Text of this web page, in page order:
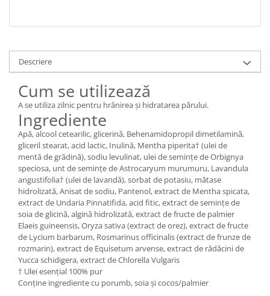
Descriere
Cum se utilizează
A se utiliza zilnic pentru hrănirea și hidratarea părului.
Ingrediente
Apă, alcool cetearilic, glicerină, Behenamidopropil dimetilamină,
gliceril stearat, acid lactic, Inulină, Mentha piperita† (ulei de
mentă de grădină), sodiu levulinat, ulei de semințe de Orbignya
speciosa, unt de semințe de Astrocaryum murumuru, Lavandula
angustifolia† (ulei de lavandă), sorbat de potasiu, mătase
hidrolizată, Anisat de sodiu, Pantenol, extract de Mentha spicata,
extract de Undaria Pinnatifida, acid fitic, extract de semințe de
soia de glicină, algină hidrolizată, extract de fructe de palmier
Elaeis guineensis, Oryza sativa (extract de orez), extract de fructe
de Lycium barbarum, Rosmarinus officinalis (extract de frunze de
rozmarin), extract de Equisetum arvense, extract de rădăcini de
Yucca schidigera, extract de Chlorella Vulgaris
† Ulei esențial 100% pur
Conține ingrediente cu porumb, soia și cocos/palmier